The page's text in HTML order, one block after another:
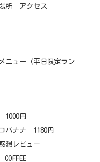
所 アクセス
ニュー（平日限定ラン
1000円
バナナ 1180円
想レビュー